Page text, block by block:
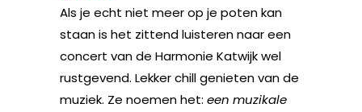
Als je echt niet meer op je poten kan
staan is het zittend luisteren naar een
concert van de Harmonie Katwijk wel
rustgevend. Lekker chill genieten van de
muziek. Ze noemen het: een muzikale